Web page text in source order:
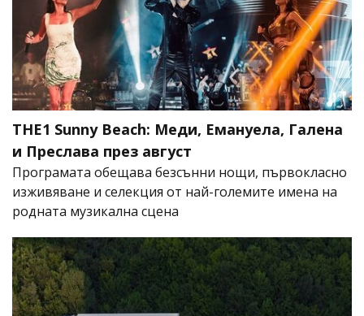
THE1 Sunny Beach: Меди, Емануела, Галена
и Преслава през август
Програмата обещава безсънни нощи, първокласно
изживяване и селекция от най-големите имена на
родната музикална сцена